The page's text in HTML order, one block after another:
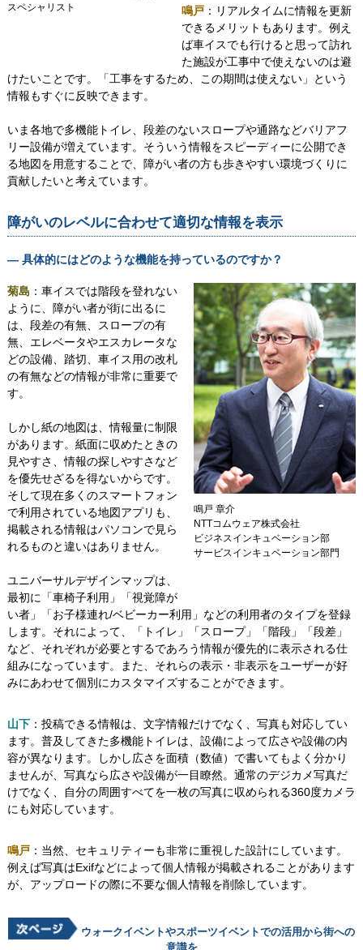
スペシャリスト
鳴戸：リアルタイムに情報を更新
できるメリットもあります。例え
ば車イスでも行けると思って訪れ
た施設が工事中で使えないのは避
けたいことです。「工事をするため、この期間は使えない」という
情報もすぐに反映できます。
いま各地で多機能トイレ、段差のないスロープや通路などバリアフ
リー設備が増えています。そういう情報をスピーディーに公開でき
る地図を用意することで、障がい者の方も歩きやすい環境づくりに
貢献したいと考えています。
障がいのレベルに合わせて適切な情報を表示
― 具体的にはどのような機能を持っているのですか？
鳴戸 章介
NTTコムウェア株式会社
ビジネスインキュベーション部
サービスインキュベーション部門
菊島 ：車イスでは階段を登れない
ように、障がい者が街に出るに
は、段差の有無、スロープの有
無、エレベータやエスカレータな
どの設備、踏切、車イス用の改札
の有無などの情報が非常に重要で
す。
しかし紙の地図は、情報量に制限
があります。紙面に収めたときの
見やすさ、情報の探しやすさなど
を優先せざるを得ないからです。
そして現在多くのスマートフォン
で利用されている地図アプリも、
掲載される情報はパソコンで見ら
れるものと違いはありません。
ユニバーサルデザインマップは、
最初に「車椅子利用」「視覚障が
い者」「お子様連れ/ベビーカー利用」などの利用者のタイプを登録
します。それによって、「トイレ」「スロープ」「階段」「段差」
など、それぞれが必要とするであろう情報が優先的に表示される仕
組みになっています。また、それらの表示・非表示をユーザーが好
みにあわせて個別にカスタマイズすることができます。
山下：投稿できる情報は、文字情報だけでなく、写真も対応してい
ます。普及してきた多機能トイレは、設備によって広さや設備の内
容が異なります。しかし広さを面積（数値）で書いてもよく分かり
ませんが、写真なら広さや設備が一目瞭然。通常のデジカメ写真だ
けでなく、自分の周囲すべてを一枚の写真に収められる360度カメラ
にも対応しています。
鳴戸：当然、セキュリティーも非常に重視した設計にしています。
例えば写真はExifなどによって個人情報が掲載されることがあります
が、アップロードの際に不要な個人情報を削除しています。
ウォークイベントやスポーツイベントでの活用から街への
意識を